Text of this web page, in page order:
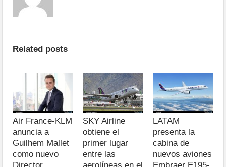
Related posts
Air France-KLM
anuncia a
Guilhem Mallet
como nuevo
Director
SKY Airline
obtiene el
primer lugar
entre las
aerolíneas en el
LATAM
presenta la
cabina de
nuevos aviones
Embraer E195-